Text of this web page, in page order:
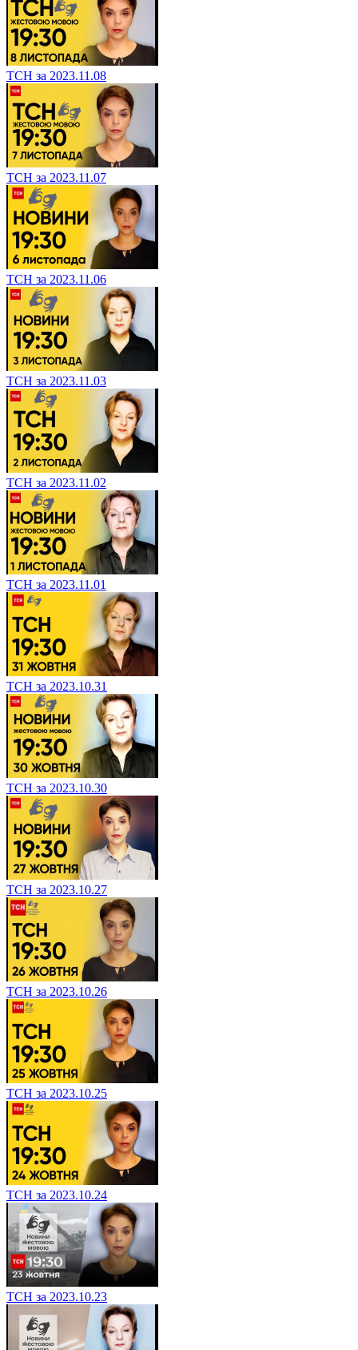
ТСН за 2023.11.08
ТСН за 2023.11.07
ТСН за 2023.11.06
ТСН за 2023.11.03
ТСН за 2023.11.02
ТСН за 2023.11.01
ТСН за 2023.10.31
ТСН за 2023.10.30
ТСН за 2023.10.27
ТСН за 2023.10.26
ТСН за 2023.10.25
ТСН за 2023.10.24
ТСН за 2023.10.23